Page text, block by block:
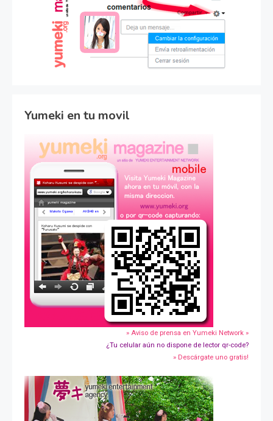
Yumeki en tu movil
» Aviso de prensa en Yumeki Network »
¿Tu celular aún no dispone de lector qr-code?
» Descárgate uno gratis!